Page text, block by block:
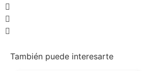
También puede interesarte